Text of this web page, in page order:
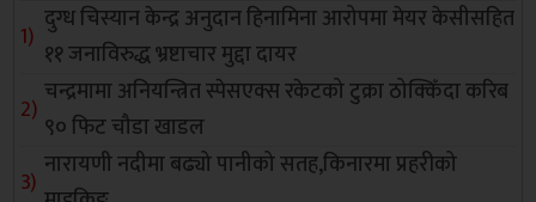
दुग्ध चिस्यान केन्द्र अनुदान हिनामिना आरोपमा मेयर केसीसहित
११ जनाविरुद्ध भ्रष्टाचार मुद्दा दायर
चन्द्रमामा अनियन्त्रित स्पेसएक्स रकेटको टुक्रा ठोक्किँदा करिब
९० फिट चौडा खाडल
नारायणी नदीमा बढ्यो पानीको सतह,किनारमा प्रहरीको